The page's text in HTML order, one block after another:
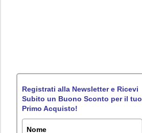
Registrati alla Newsletter e Ricevi
Subito un Buono Sconto per il tuo
Primo Acquisto!